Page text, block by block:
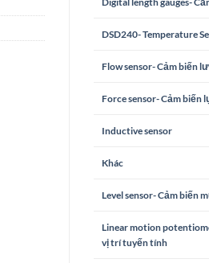
DSD240- Temperature
Flow sensor- Cảm biến
Force sensor- Cảm biến
Inductive sensor
Khác
Level sensor- Cảm biến
Linear motion
vị trí tuyến tính